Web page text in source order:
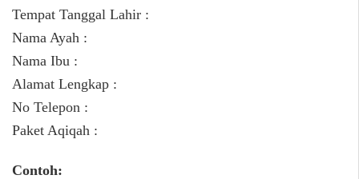
Tempat Tanggal Lahir :
Nama Ayah :
Nama Ibu :
Alamat Lengkap :
No Telepon :
Paket Aqiqah :
Contoh: